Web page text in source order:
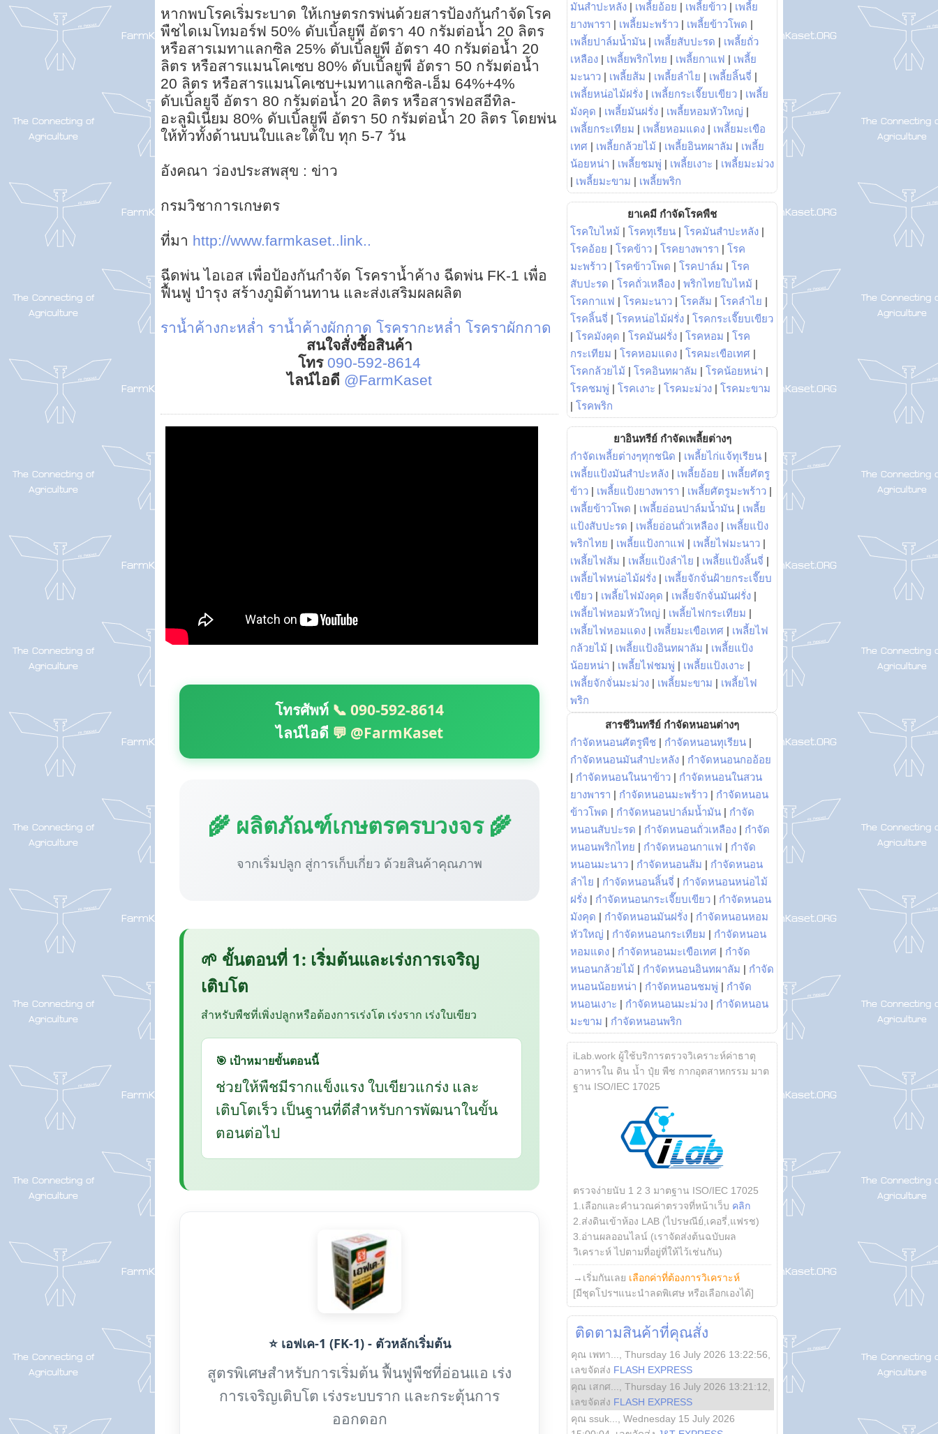
หากพบโรคเริ่มระบาด ให้เกษตรกรพ่นด้วยสารป้องกันกำจัดโรค
พืชไดเมโทมอร์ฟ 50% ดับเบิ้ลยูพี อัตรา 40 กรัมต่อน้ำ 20 ลิตร
หรือสารเมทาแลกซิล 25% ดับเบิ้ลยูพี อัตรา 40 กรัมต่อน้ำ 20
ลิตร หรือสารแมนโคเซบ 80% ดับเบิ้ลยูพี อัตรา 50 กรัมต่อน้ำ
20 ลิตร หรือสารแมนโคเซบ+เมทาแลกซิล-เอ็ม 64%+4%
ดับเบิ้ลยูจี อัตรา 80 กรัมต่อน้ำ 20 ลิตร หรือสารฟอสอีทิล-
อะลูมิเนียม 80% ดับเบิ้ลยูพี อัตรา 50 กรัมต่อน้ำ 20 ลิตร โดยพ่น
ให้ทั่วทั้งด้านบนใบและใต้ใบ ทุก 5-7 วัน
อังคณา ว่องประสพสุข : ข่าว
กรมวิชาการเกษตร
ที่มา http://www.farmkaset..link..
ฉีดพ่น ไอเอส เพื่อป้องกันกำจัด โรคราน้ำค้าง ฉีดพ่น FK-1 เพื่อ
ฟื้นฟู บำรุง สร้างภูมิต้านทาน และส่งเสริมผลผลิต
ราน้ำค้างกะหล่ำ ราน้ำค้างผักกาด โรครากะหล่ำ โรคราผักกาด
สนใจสั่งซื้อสินค้า
โทร 090-592-8614
ไลน์ไอดี @FarmKaset
โทรศัพท์ 📞 090-592-8614
ไลน์ไอดี 💬 @FarmKaset
🌾 ผลิตภัณฑ์เกษตรครบวงจร 🌾
จากเริ่มปลูก สู่การเก็บเกี่ยว ด้วยสินค้าคุณภาพ
🌱 ขั้นตอนที่ 1: เริ่มต้นและเร่งการเจริญ
เติบโต
สำหรับพืชที่เพิ่งปลูกหรือต้องการเร่งโต เร่งราก เร่งใบเขียว
🎯 เป้าหมายขั้นตอนนี้
ช่วยให้พืชมีรากแข็งแรง ใบเขียวแกร่ง และ
เติบโตเร็ว เป็นฐานที่ดีสำหรับการพัฒนาในขั้น
ตอนต่อไป
⭐ เอฟเค-1 (FK-1) - ตัวหลักเริ่มต้น
สูตรพิเศษสำหรับการเริ่มต้น ฟื้นฟูพืชที่อ่อนแอ เร่ง
การเจริญเติบโต เร่งระบบราก และกระตุ้นการ
ออกดอก
มันสำปะหลัง | เพลี้ยอ้อย | เพลี้ยข้าว | เพลี้ย
ยางพารา | เพลี้ยมะพร้าว | เพลี้ยข้าวโพด |
เพลี้ยปาล์มน้ำมัน | เพลี้ยสับปะรด | เพลี้ยถั่ว
เหลือง | เพลี้ยพริกไทย | เพลี้ยกาแฟ | เพลี้ย
มะนาว | เพลี้ยส้ม | เพลี้ยลำไย | เพลี้ยลิ้นจี่ |
เพลี้ยหน่อไม้ฝรั่ง | เพลี้ยกระเจี๊ยบเขียว | เพลี้ย
มังคุด | เพลี้ยมันฝรั่ง | เพลี้ยหอมหัวใหญ่ |
เพลี้ยกระเทียม | เพลี้ยหอมแดง | เพลี้ยมะเขือ
เทศ | เพลี้ยกล้วยไม้ | เพลี้ยอินทผาลัม | เพลี้ย
น้อยหน่า | เพลี้ยชมพู่ | เพลี้ยเงาะ | เพลี้ยมะม่วง
| เพลี้ยมะขาม | เพลี้ยพริก
ยาเคมี กำจัดโรคพืช
โรคใบไหม้ | โรคทุเรียน | โรคมันสำปะหลัง |
โรคอ้อย | โรคข้าว | โรคยางพารา | โรค
มะพร้าว | โรคข้าวโพด | โรคปาล์ม | โรค
สับปะรด | โรคถั่วเหลือง | พริกไทยใบไหม้ |
โรคกาแฟ | โรคมะนาว | โรคส้ม | โรคลำไย |
โรคลิ้นจี่ | โรคหน่อไม้ฝรั่ง | โรคกระเจี๊ยบเขียว
| โรคมังคุด | โรคมันฝรั่ง | โรคหอม | โรค
กระเทียม | โรคหอมแดง | โรคมะเขือเทศ |
โรคกล้วยไม้ | โรคอินทผาลัม | โรคน้อยหน่า |
โรคชมพู่ | โรคเงาะ | โรคมะม่วง | โรคมะขาม
| โรคพริก
ยาอินทรีย์ กำจัดเพลี้ยต่างๆ
กำจัดเพลี้ยต่างๆทุกชนิด | เพลี้ยไก่แจ้ทุเรียน |
เพลี้ยแป้งมันสำปะหลัง | เพลี้ยอ้อย | เพลี้ยศัตรู
ข้าว | เพลี้ยแป้งยางพารา | เพลี้ยศัตรูมะพร้าว |
เพลี้ยข้าวโพด | เพลี้ยอ่อนปาล์มน้ำมัน | เพลี้ย
แป้งสับปะรด | เพลี้ยอ่อนถั่วเหลือง | เพลี้ยแป้ง
พริกไทย | เพลี้ยแป้งกาแฟ | เพลี้ยไฟมะนาว |
เพลี้ยไฟส้ม | เพลี้ยแป้งลำไย | เพลี้ยแป้งลิ้นจี่ |
เพลี้ยไฟหน่อไม้ฝรั่ง | เพลี้ยจักจั่นฝ้ายกระเจี๊ยบ
เขียว | เพลี้ยไฟมังคุด | เพลี้ยจักจั่นมันฝรั่ง |
เพลี้ยไฟหอมหัวใหญ่ | เพลี้ยไฟกระเทียม |
เพลี้ยไฟหอมแดง | เพลี้ยมะเขือเทศ | เพลี้ยไฟ
กล้วยไม้ | เพลี้ยแป้งอินทผาลัม | เพลี้ยแป้ง
น้อยหน่า | เพลี้ยไฟชมพู่ | เพลี้ยแป้งเงาะ |
เพลี้ยจักจั่นมะม่วง | เพลี้ยมะขาม | เพลี้ยไฟ
พริก
สารชีวินทรีย์ กำจัดหนอนต่างๆ
กำจัดหนอนศัตรูพืช | กำจัดหนอนทุเรียน |
กำจัดหนอนมันสำปะหลัง | กำจัดหนอนกออ้อย
| กำจัดหนอนในนาข้าว | กำจัดหนอนในสวน
ยางพารา | กำจัดหนอนมะพร้าว | กำจัดหนอน
ข้าวโพด | กำจัดหนอนปาล์มน้ำมัน | กำจัด
หนอนสับปะรด | กำจัดหนอนถั่วเหลือง | กำจัด
หนอนพริกไทย | กำจัดหนอนกาแฟ | กำจัด
หนอนมะนาว | กำจัดหนอนส้ม | กำจัดหนอน
ลำไย | กำจัดหนอนลิ้นจี่ | กำจัดหนอนหน่อไม้
ฝรั่ง | กำจัดหนอนกระเจี๊ยบเขียว | กำจัดหนอน
มังคุด | กำจัดหนอนมันฝรั่ง | กำจัดหนอนหอม
หัวใหญ่ | กำจัดหนอนกระเทียม | กำจัดหนอน
หอมแดง | กำจัดหนอนมะเขือเทศ | กำจัด
หนอนกล้วยไม้ | กำจัดหนอนอินทผาลัม | กำจัด
หนอนน้อยหน่า | กำจัดหนอนชมพู่ | กำจัด
หนอนเงาะ | กำจัดหนอนมะม่วง | กำจัดหนอน
มะขาม | กำจัดหนอนพริก
iLab.work ผู้ใช้บริการตรวจวิเคราะห์ค่าธาตุ
อาหารใน ดิน น้ำ ปุ๋ย พืช กากอุตสาหกรรม มาต
ฐาน ISO/IEC 17025
ตรวจง่ายนับ 1 2 3 มาตฐาน ISO/IEC 17025
1.เลือกและคำนวณค่าตรวจที่หน้าเว็บ คลิก
2.ส่งดินเข้าห้อง LAB (ไปรษณีย์,เคอรี่,แฟรช)
3.อ่านผลออนไลน์ (เราจัดส่งต้นฉบับผล
วิเคราะห์ ไปตามที่อยู่ที่ให้ไว้เช่นกัน)
→เริ่มกันเลย เลือกค่าที่ต้องการวิเคราะห์
[มีชุดโปรฯแนะนำลดพิเศษ หรือเลือกเองได้]
ติดตามสินค้าที่คุณสั่ง
คุณ เพทา... Thursday 16 July 2026 13:22:56
เลขจัดส่ง FLASH EXPRESS
คุณ เสกศ...
Thursday 16 July 2026 13:21:12
เลขจัดส่ง FLASH EXPRESS
คุณ ssuk...
Wednesday 15 July 2026